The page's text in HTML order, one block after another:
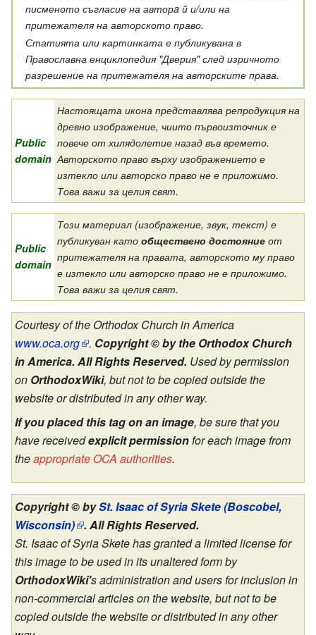
писменото съгласие на авторa й и/или на
притежателя на авторското право.
Статията или картинката е публикувана в
Православна енциклопедия "Дверия" след изричното
разрешение на притежателя на авторските права.
Public
domain
Настоящата икона представлява репродукция на
древно изображение, чиито първоизточник е
повече от хилядолетие назад във времето.
Авторското право върху изображението е
изтекло или авторско право не е приложимо.
Това важи за целия свят.
Public
domain
Този материал (изображение, звук, текст) е
публикуван като обществено достояние от
притежателя на правата, авторското му право
е изтекло или авторско право не е приложимо.
Това важи за целия свят.
Courtesy of the Orthodox Church in America
www.oca.org . Copyright © by the Orthodox Church
in America. All Rights Reserved. Used by permission
on OrthodoxWiki, but not to be copied outside the
website or distributed in any other way.
If you placed this tag on an image, be sure that you
have receivedexplicit permissionfor each image from
theappropriate OCA authorities.
Copyright © bySt. Isaac of Syria Skete (Boscobel,
Wisconsin) . All Rights Reserved.
St. Isaac of Syria Skete has granted a limited license for
this image to be used in its unaltered form by
OrthodoxWiki's administration and users for inclusion in
non-commercial articles on the website, but not to be
copied outside the website or distributed in any other